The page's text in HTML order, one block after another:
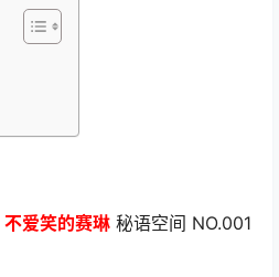
不爱笑的赛琳 秘语空间 NO.001